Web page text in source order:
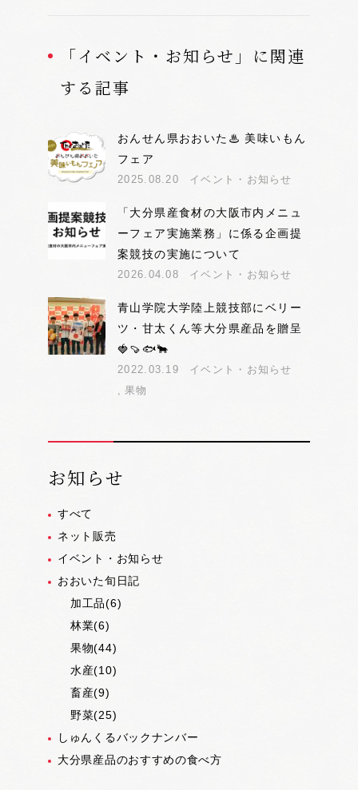
「イベント・お知らせ」に関連
する記事
おんせん県おおいた♨ 美味いもん
フェア
2025.08.20 イベント・お知らせ
「大分県産食材の大阪市内メニュ
ーフェア実施業務」に係る企画提
案競技の実施について
2026.04.08 イベント・お知らせ
青山学院大学陸上競技部にベリー
ツ・甘太くん等大分県産品を贈呈
🍓🍠🐟🐂
2022.03.19
イベント・お知らせ
果物
お知らせ
すべて
ネット販売
イベント・お知らせ
おおいた旬日記
加工品(6)
林業(6)
果物(44)
水産(10)
畜産(9)
野菜(25)
しゅんくるバックナンバー
大分県産品のおすすめの食べ方